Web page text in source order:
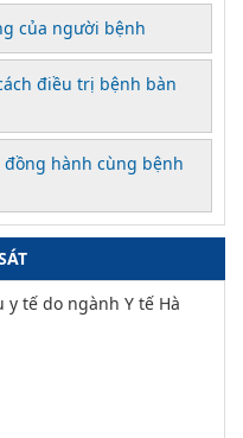
của người bệnh
điều trị bệnh bàn
hành cùng bệnh
tế do ngành Y tế Hà